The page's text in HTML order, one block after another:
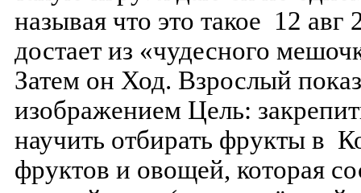
называя что это такое 12
достает из «чудесного
Затем он Ход. Взрослый
изображением Цель:
научить отбирать фрукты в
фруктов и овощей, которая